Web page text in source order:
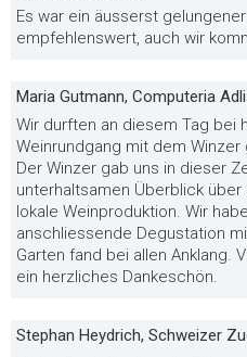
Es war ein äusserst
empfehlenswert, auch wir
Maria Gutmann, Computeria
Wir durften an diesem Tag bei
Weinrundgang mit dem Winzer
Der Winzer gab uns in dieser
unterhaltsamen Überblick
lokale Weinproduktion. Wir
anschliessende Degustation
Garten fand bei allen Anklang.
ein herzliches Dankeschön.
Stephan Heydrich, Schweizer